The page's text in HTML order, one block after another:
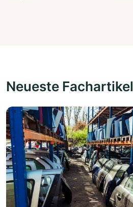
Neueste Fachartikel